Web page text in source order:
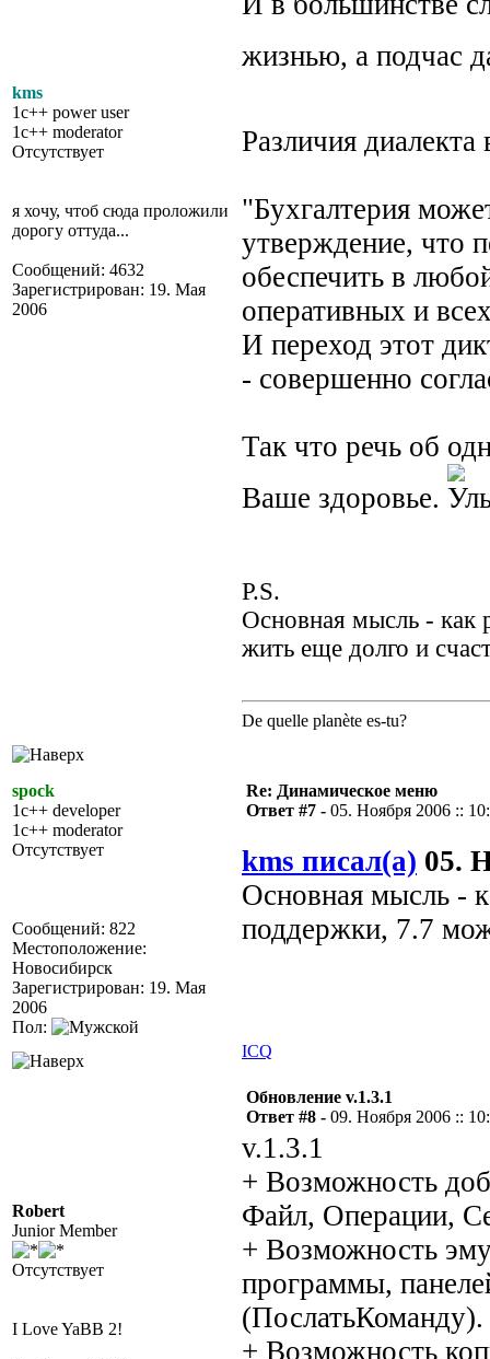
kms
1c++ power user
1c++ moderator
Отсутствует
я хочу, чтоб сюда проложили
дорогу оттуда...
Сообщений: 4632
Зарегистрирован: 19. Мая
2006
жизнью, а подчас
Различия
"Бухгалтерия
утверждение, что
обеспечить в
оперативных и
И переход этот
- совершенно
Так что речь об
Ваше здоровье.
P.S.
Основная мысль - как
жить еще долго и
De quelle planète es-tu?
spock
1c++ developer
1c++ moderator
Отсутствует
Сообщений: 822
Местоположение:
Новосибирск
Зарегистрирован: 19. Мая
2006
Пол:
Re: Динамическое меню
Ответ #7 - 05. Ноября 2006 ::
kms писал(а) 05.
Основная мысль -
поддержки, 7.7
ICQ
Robert
Junior Member
Отсутствует
I Love YaBB 2!
Обновление v.1.3.1
Ответ #8 - 09. Ноября 2006 ::
v.1.3.1
+ Возможность
Файл, Операции,
+ Возможность
программы,
(ПослатьКоманду).
+ Возможность